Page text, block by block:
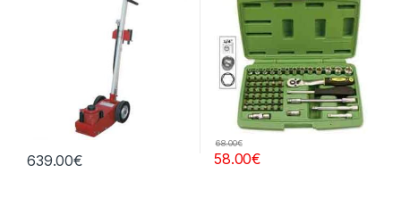
639.00€ 58.00€
68.00€